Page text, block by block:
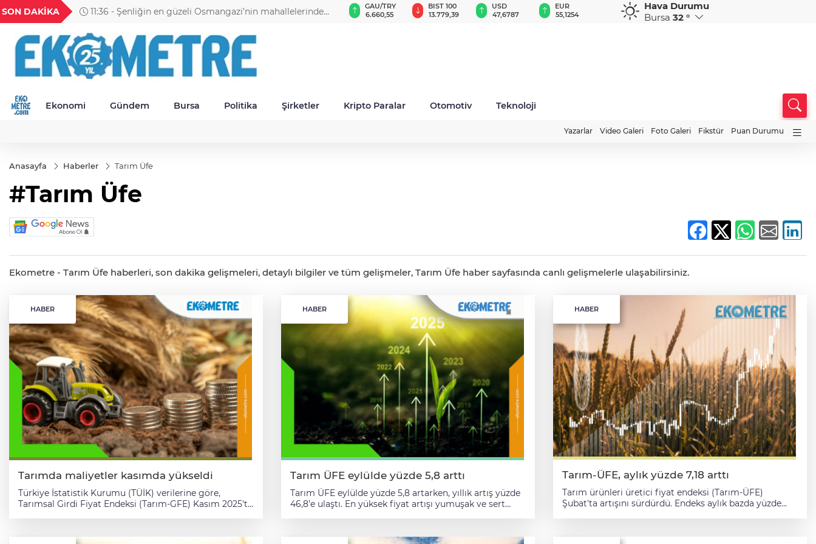
SON DAKİKA 11:30 - Petrol Ofisi Grubu 18. kez zirvede
1,1849
GEL
18,2677
16,3788
27,9743
VND
0,0018
GAU/TRY
6.660,55
BIST 100
13.779,39
USD
47,6787
EUR
55,1254
CHF
59,0083
Hava Durumu
Bursa 32 °
Ekonomi Gündem Bursa Politika Şirketler Kripto Paralar Otomotiv Teknoloji
Yazarlar Video Galeri Foto Galeri Fikstür Puan Durumu
Anasayfa Haberler Tarım Üfe
#Tarım Üfe
Ekometre - Tarım Üfe haberleri, son dakika gelişmeleri, detaylı bilgiler ve tüm gelişmeler, Tarım Üfe haber sayfasında canlı gelişmelerle ulaşabilirsiniz.
HABER
Tarımda maliyetler kasımda yükseldi
Türkiye İstatistik Kurumu (TÜİK) verilerine göre,
Tarımsal Girdi Fiyat Endeksi (Tarım-GFE) Kasım 2025'te
maliyetlerindeki yükselişin sürdüğünü ortaya koydu.
HABER
Tarım ÜFE eylülde yüzde 5,8 arttı
Tarım ÜFE eylülde yüzde 5,8 artarken, yıllık artış yüzde
46,8’e ulaştı. En yüksek fiyat artışı yumuşak ve sert
Fiyat Endeksi (Tarım-ÜFE) eylülde bir önceki aya göre
HABER
Tarım-ÜFE, aylık yüzde 7,18 arttı
Tarım ürünleri üretici fiyat endeksi (Tarım-ÜFE)
Şubat'ta artışını sürdürdü. Endeks aylık bazda yüzde
ortalamalara göre yüzde 60,28 yükseliş gerçekleşti.